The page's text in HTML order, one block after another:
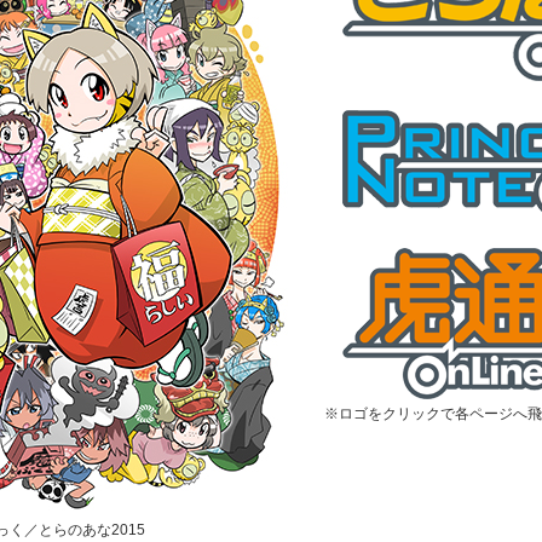
く／とらのあな2015
※ロゴをクリックで各ページへ